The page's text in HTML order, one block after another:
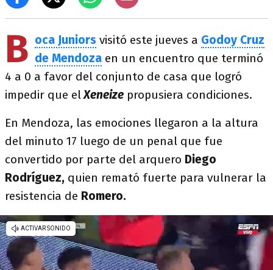
B oca Juniors visitó este jueves a Godoy Cruz
de Mendoza en un encuentro que terminó
4 a 0 a favor del conjunto de casa que logró
impedir que elXeneize propusiera condiciones.
En Mendoza, las emociones llegaron a la altura
del minuto 17 luego de un penal que fue
convertido por parte del arquero Diego
Rodríguez, quien remató fuerte para vulnerar la
resistencia de Romero.